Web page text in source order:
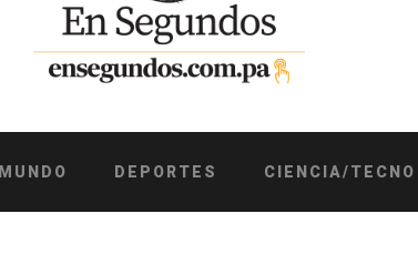
MUNDO DEPORTES CIENCIA/TECNO